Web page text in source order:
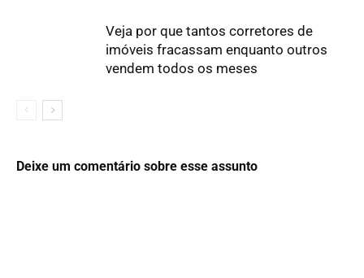
Veja por que tantos corretores de
imóveis fracassam enquanto outros
vendem todos os meses
Deixe um comentário sobre esse assunto